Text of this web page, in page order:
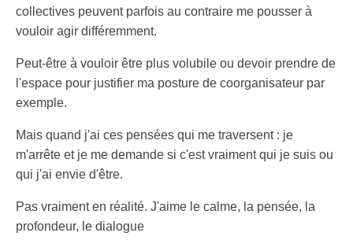
collectives peuvent parfois au contraire me pousser à
vouloir agir différemment.
Peut-être à vouloir être plus volubile ou devoir prendre de
l'espace pour justifier ma posture de coorganisateur par
exemple.
Mais quand j'ai ces pensées qui me traversent : je
m'arrête et je me demande si c'est vraiment qui je suis ou
qui j'ai envie d'être.
Pas vraiment en réalité. J'aime le calme, la pensée, la
profondeur, le dialogue